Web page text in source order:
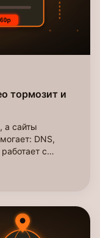
тормозит и
а сайты
DNS,
с